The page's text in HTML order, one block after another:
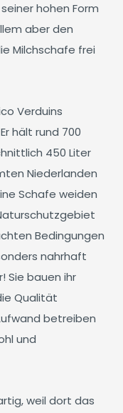
hohen Form
aber den
Milchschafe frei
Verduins
hält rund 700
450 Liter
Niederlanden
Schafe weiden
Bedingungen
nahrhaft
Sie bauen ihr
Qualität
betreiben
und
weil dort das